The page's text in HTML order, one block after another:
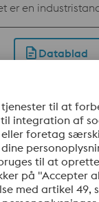
er en
trykstøbning
Z35 CDV 5.3
Datablad
ved 290-